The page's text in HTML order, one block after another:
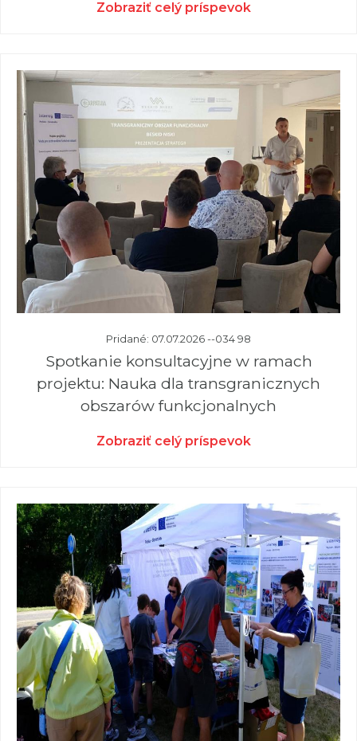
Zobraziť celý príspevok
Pridané: 07.07.2026 --034 98
Spotkanie konsultacyjne w ramach
projektu: Nauka dla transgranicznych
obszarów funkcjonalnych
Zobraziť celý príspevok